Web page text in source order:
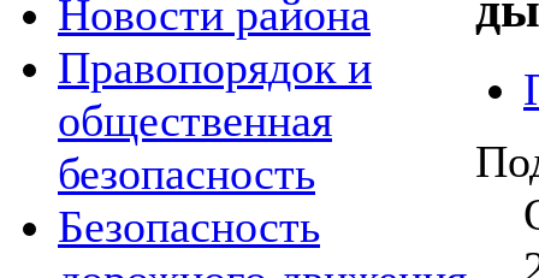
Новости района
Правопорядок и
общественная
безопасность
Безопасность